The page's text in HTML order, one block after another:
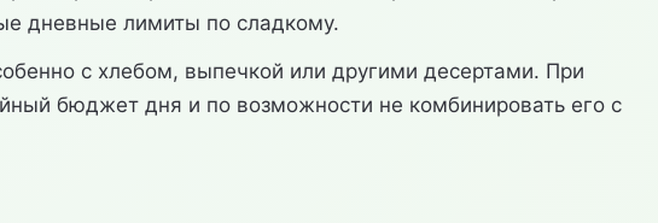
дневные лимиты по сладкому.
с хлебом, выпечкой или другими десертами. При
бюджет дня и по возможности не комбинировать его с